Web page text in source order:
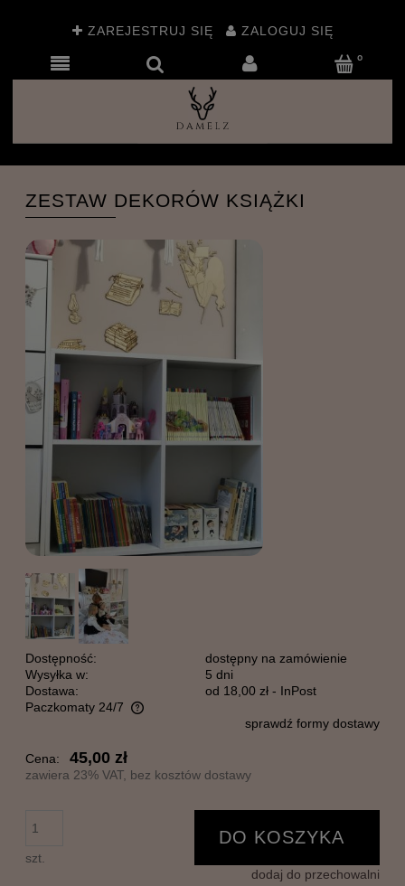
ZAREJESTRUJ SIĘ ZALOGUJ SIĘ
ZESTAW DEKORÓW KSIĄŻKI
Dostępność:
dostępny na zamówienie
Wysyłka w:
5 dni
Dostawa:
od 18,00 zł - InPost
Paczkomaty 24/7
Cena nie zawiera ewentualnych kosztów płatnościsprawdź formy dostawy
Cena: 45,00 zł
zawiera 23% VAT, bez kosztów dostawy
szt.
DO KOSZYKA
dodaj do przechowalni